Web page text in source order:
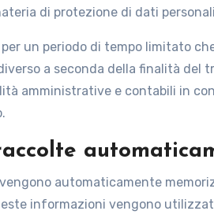
di protezione di dati
un periodo di tempo limitato
a seconda della finalità
amministrative e contabili in
automaticamente
informazioni vengono